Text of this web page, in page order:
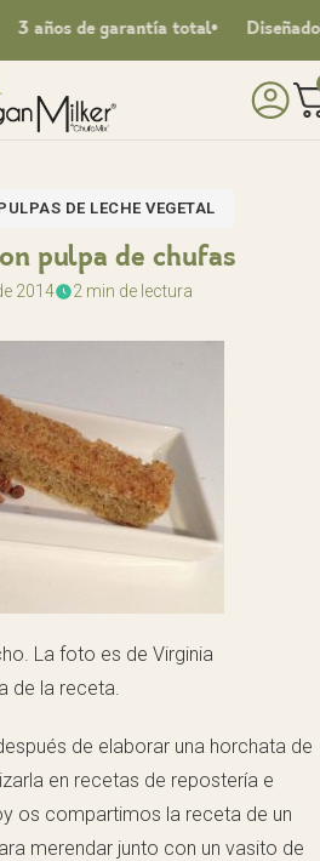
de garantía total Diseñado en
DE LECHE VEGETAL
pulpa de chufas
2014 2 min de lectura
La foto es de Virginia
de la receta.
de elaborar una horchata de
en recetas de repostería e
os compartimos la receta de un
merendar junto con un vasito de